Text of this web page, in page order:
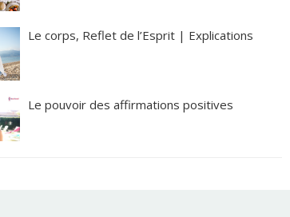
Le corps, Reflet de l’Esprit | Explications
Le pouvoir des affirmations positives